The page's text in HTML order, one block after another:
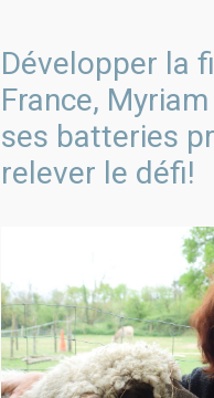
Développer la
France,
ses batteries
relever le défi!